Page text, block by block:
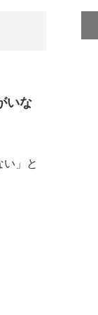
いな
」と